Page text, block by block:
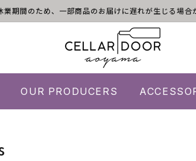
期間のため、一部商品のお届けに遅れが生じる場合
OUR PRODUCERS